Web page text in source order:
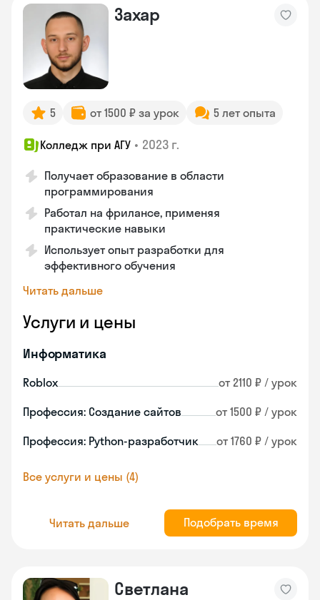
Захар
5 от 1500 ₽ за урок 5 лет опыта
Колледж при АГУ • 2023 г.
Получает образование в области
программирования
Работал на фрилансе, применяя
практические навыки
Использует опыт разработки для
эффективного обучения
Читать дальше
Услуги и цены
Информатика
Roblox от 2110 ₽ / урок
Профессия: Создание сайтов от 1500 ₽ / урок
Профессия: Python-разработчик от 1760 ₽ / урок
Все услуги и цены (4)
Читать дальше Подобрать время
Светлана